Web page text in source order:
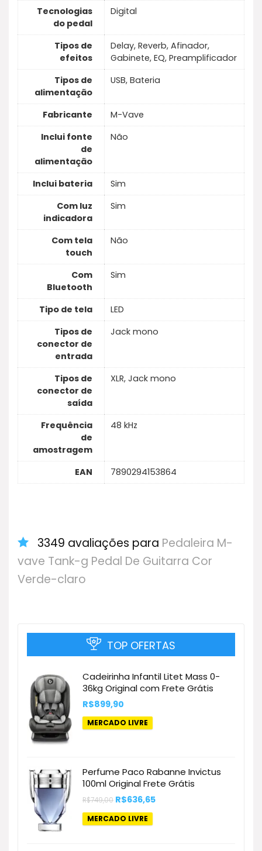
Tecnologias
do pedal
Digital
Tipos de
efeitos
Delay, Reverb, Afinador,
Gabinete, EQ, Preamplificador
Tipos de
alimentação
USB, Bateria
Fabricante
M-Vave
Inclui fonte
de
alimentação
Não
Inclui bateria
Sim
Com luz
indicadora
Sim
Com tela
touch
Não
Com
Bluetooth
Sim
Tipo de tela
LED
Tipos de
conector de
entrada
Jack mono
Tipos de
conector de
saída
XLR, Jack mono
Frequência
de
amostragem
48 kHz
EAN 7890294153864
3349 avaliações para Pedaleira M-
vave Tank-g Pedal De Guitarra Cor
Verde-claro
TOP OFERTAS
Cadeirinha Infantil Litet Mass 0-
36kg Original com Frete Grátis
R$899,90
MERCADO LIVRE
Perfume Paco Rabanne Invictus
100ml Original Frete Grátis
R$749,00 O
original
era:
R$636,65O
MERCADO LIVRE